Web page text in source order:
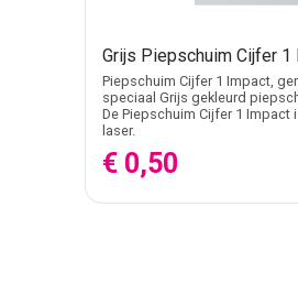
Grijs Piepschuim Cijfer 1
Piepschuim Cijfer 1 Impact,
speciaal Grijs gekleurd
De Piepschuim Cijfer 1
laser.
€ 0,50